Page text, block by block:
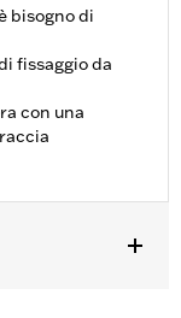
bisogno di
fissaggio da
con una